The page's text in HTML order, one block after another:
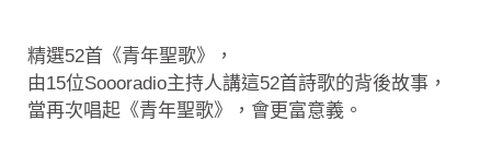
精選52首《青年聖歌》，
由15位Soooradio主持人講這52首詩歌的背後故事，
當再次唱起《青年聖歌》，會更富意義。